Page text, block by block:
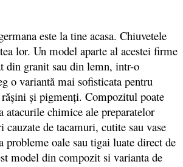
este la tine acasa. Chiuvetele
lor. Un model aparte al acestei firme
din granit sau din lemn, intr-o
o variantă mai sofisticata pentru
și pigmenți. Compozitul poate
atacurile chimice ale preparatelor
de tacamuri, cutite sau vase
probleme oale sau tigai luate direct de
model din compozit si varianta de